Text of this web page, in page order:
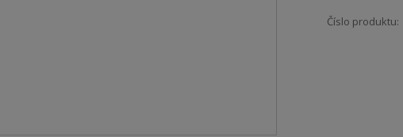
Číslo produktu: